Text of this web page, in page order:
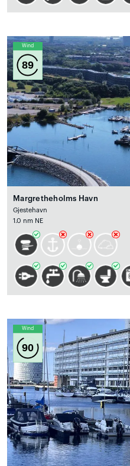
Wind
89
Margretheholms Havn
Gjestehavn
1.0 nm NE
Wind
90